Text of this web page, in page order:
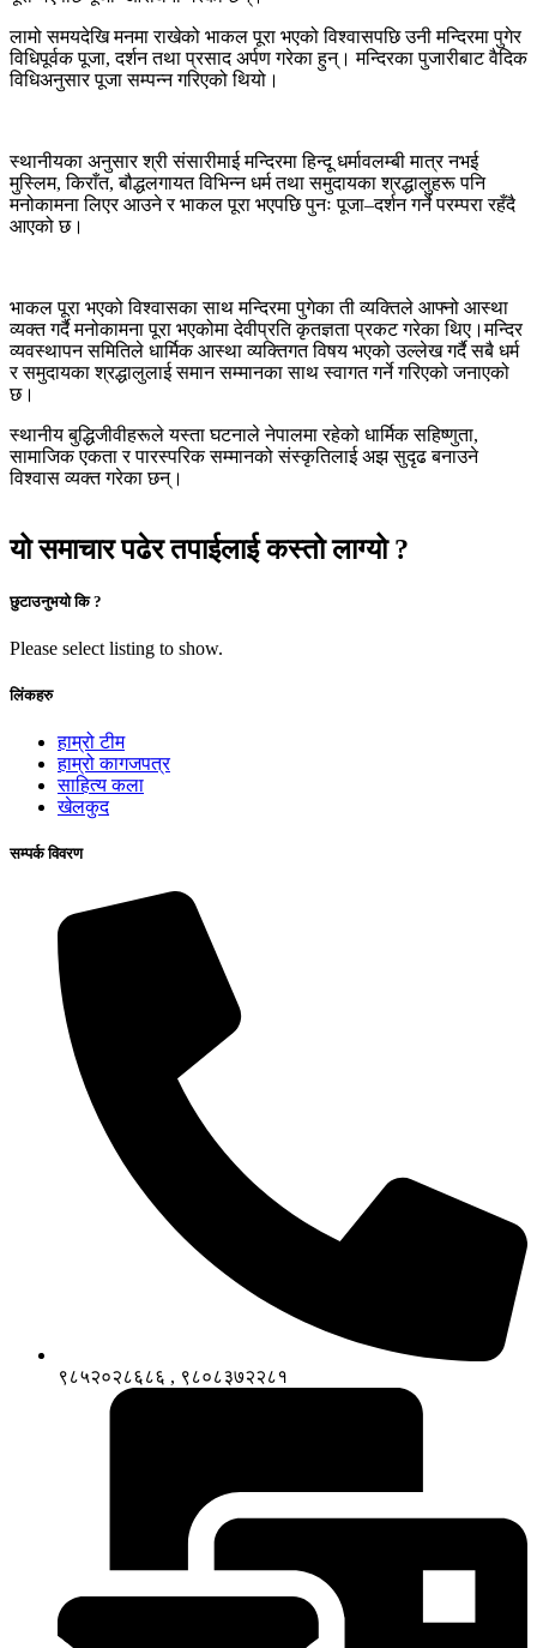
लामो समयदेखि मनमा राखेको भाकल पूरा भएको विश्वासपछि उनी मन्दिरमा पुगेर
विधिपूर्वक पूजा, दर्शन तथा प्रसाद अर्पण गरेका हुन्। मन्दिरका पुजारीबाट वैदिक
विधिअनुसार पूजा सम्पन्न गरिएको थियो।
स्थानीयका अनुसार श्री संसारीमाई मन्दिरमा हिन्दू धर्मावलम्बी मात्र नभई
मुस्लिम, किराँत, बौद्धलगायत विभिन्न धर्म तथा समुदायका श्रद्धालुहरू पनि
मनोकामना लिएर आउने र भाकल पूरा भएपछि पुनः पूजा–दर्शन गर्ने परम्परा रहँदै
आएको छ।
भाकल पूरा भएको विश्वासका साथ मन्दिरमा पुगेका ती व्यक्तिले आफ्नो आस्था
व्यक्त गर्दै मनोकामना पूरा भएकोमा देवीप्रति कृतज्ञता प्रकट गरेका थिए।मन्दिर
व्यवस्थापन समितिले धार्मिक आस्था व्यक्तिगत विषय भएको उल्लेख गर्दै सबै धर्म
र समुदायका श्रद्धालुलाई समान सम्मानका साथ स्वागत गर्ने गरिएको जनाएको
छ।
स्थानीय बुद्धिजीवीहरूले यस्ता घटनाले नेपालमा रहेको धार्मिक सहिष्णुता,
सामाजिक एकता र पारस्परिक सम्मानको संस्कृतिलाई अझ सुदृढ बनाउने
विश्वास व्यक्त गरेका छन्।
यो समाचार पढेर तपाईलाई कस्तो लाग्यो ?
छुटाउनुभयो कि ?
Please select listing to show.
लिंकहरु
हाम्रो टीम
हाम्रो कागजपत्र
साहित्य कला
खेलकुद
सम्पर्क विवरण
९८५२०२८६८६ , ९८०८३७२२८१